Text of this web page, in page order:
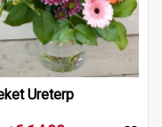
Ureterp